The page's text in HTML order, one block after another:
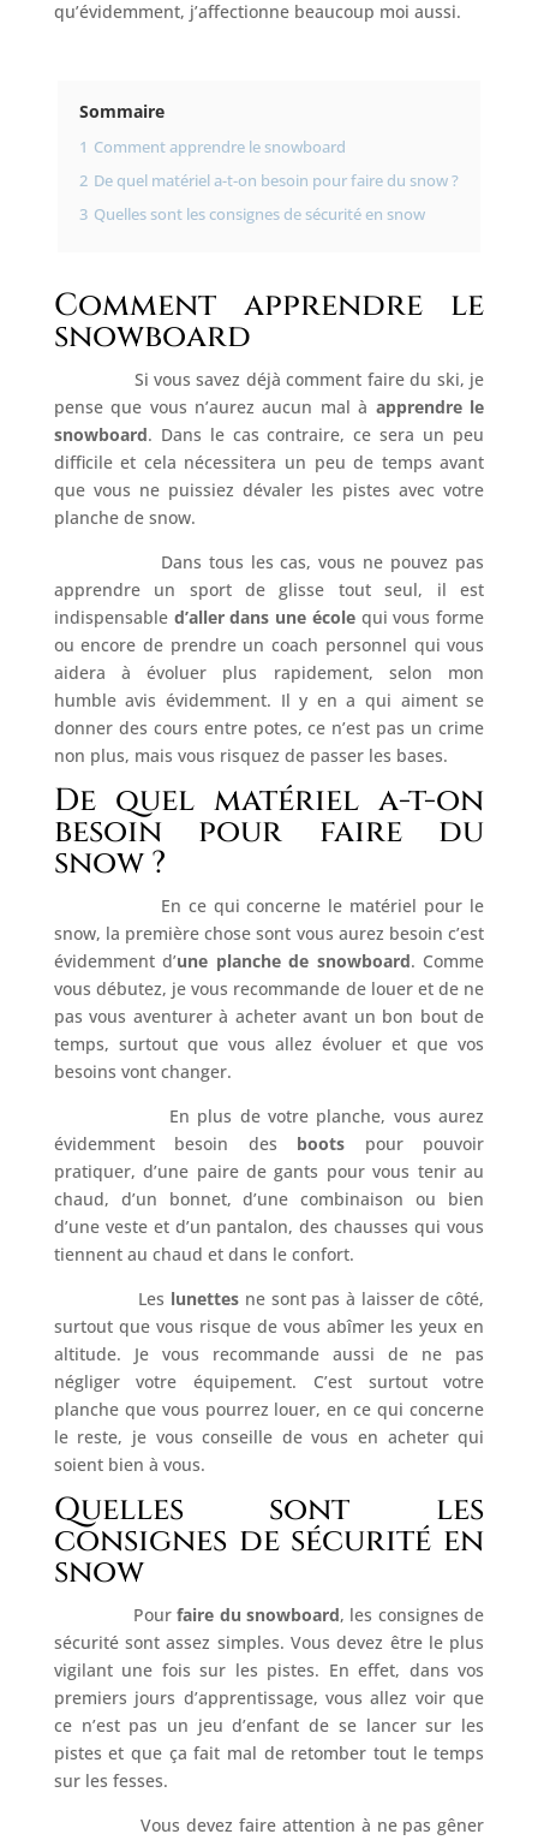
qu’évidemment, j’affectionne beaucoup moi aussi.
Sommaire
1 Comment apprendre le snowboard
2 De quel matériel a-t-on besoin pour faire du snow ?
3 Quelles sont les consignes de sécurité en snow
Comment apprendre le
snowboard
Si vous savez déjà comment faire du ski, je
pense que vous n’aurez aucun mal à apprendre le
snowboard. Dans le cas contraire, ce sera un peu
difficile et cela nécessitera un peu de temps avant
que vous ne puissiez dévaler les pistes avec votre
planche de snow.
Dans tous les cas, vous ne pouvez pas
apprendre un sport de glisse tout seul, il est
indispensable d’aller dans une écolequi vous forme
ou encore de prendre un coach personnel qui vous
aidera à évoluer plus rapidement, selon mon
humble avis évidemment. Il y en a qui aiment se
donner des cours entre potes, ce n’est pas un crime
non plus, mais vous risquez de passer les bases.
De quel matériel a-t-on
besoin pour faire du
snow ?
En ce qui concerne le matériel pour le
snow, la première chose sont vous aurez besoin c’est
évidemment d’une planche de snowboard. Comme
vous débutez, je vous recommande de louer et de ne
pas vous aventurer à acheter avant un bon bout de
temps, surtout que vous allez évoluer et que vos
besoins vont changer.
En plus de votre planche, vous aurez
évidemment besoin des boots pour pouvoir
pratiquer, d’une paire de gants pour vous tenir au
chaud, d’un bonnet, d’une combinaison ou bien
d’une veste et d’un pantalon, des chausses qui vous
tiennent au chaud et dans le confort.
Les lunettes ne sont pas à laisser de côté,
surtout que vous risque de vous abîmer les yeux en
altitude. Je vous recommande aussi de ne pas
négliger votre équipement. C’est surtout votre
planche que vous pourrez louer, en ce qui concerne
le reste, je vous conseille de vous en acheter qui
soient bien à vous.
Quelles sont les
consignes de sécurité en
snow
Pourfaire du snowboard, les consignes de
sécurité sont assez simples. Vous devez être le plus
vigilant une fois sur les pistes. En effet, dans vos
premiers jours d’apprentissage, vous allez voir que
ce n’est pas un jeu d’enfant de se lancer sur les
pistes et que ça fait mal de retomber tout le temps
sur les fesses.
Vous devez faire attention à ne pas gêner